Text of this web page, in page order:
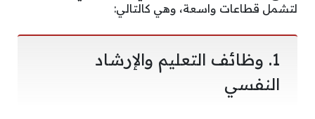
لتشمل قطاعات واسعة، وهي كالتالي:
​1. وظائف التعليم والإرشاد
النفسي